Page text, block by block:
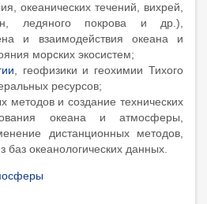
океанических течений, вихрей,
ледяного покрова и др.),
и взаимодействия океана и
морских экосистем;
геофизики и геохимии Тихого
ресурсов;
методовисоздание технических
океана и атмосферы
дистанционных методов
баз океанологических данных